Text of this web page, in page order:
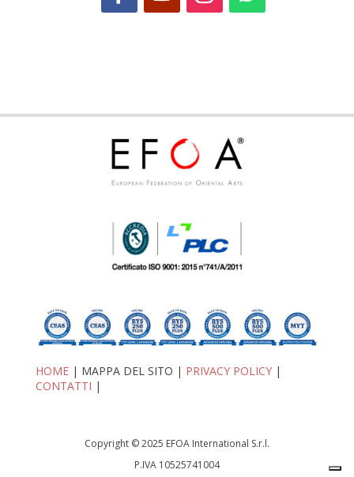
HOME| MAPPA DEL SITO | PRIVACY POLICY|
CONTATTI |
Copyright © 2025 EFOA International S.r.l.
P.IVA 10525741004